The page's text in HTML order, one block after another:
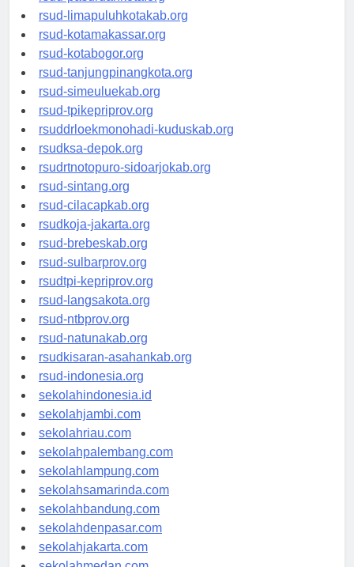
rsud-pasuruankota.org
rsud-limapuluhkotakab.org
rsud-kotamakassar.org
rsud-kotabogor.org
rsud-tanjungpinangkota.org
rsud-simeuluekab.org
rsud-tpikepriprov.org
rsuddrloekmonohadi-kuduskab.org
rsudksa-depok.org
rsudrtnotopuro-sidoarjokab.org
rsud-sintang.org
rsud-cilacapkab.org
rsudkoja-jakarta.org
rsud-brebeskab.org
rsud-sulbarprov.org
rsudtpi-kepriprov.org
rsud-langsakota.org
rsud-ntbprov.org
rsud-natunakab.org
rsudkisaran-asahankab.org
rsud-indonesia.org
sekolahindonesia.id
sekolahjambi.com
sekolahriau.com
sekolahpalembang.com
sekolahlampung.com
sekolahsamarinda.com
sekolahbandung.com
sekolahdenpasar.com
sekolahjakarta.com